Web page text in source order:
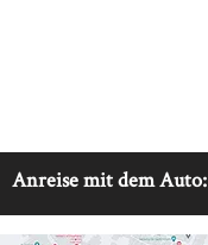
Anreise mit dem Auto: